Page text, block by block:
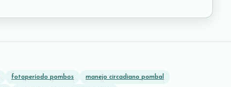
fotoperíodo pombos manejo circadiano pombal